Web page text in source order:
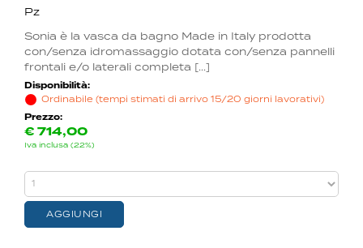
Pz
Sonia è la vasca da bagno Made in Italy prodotta
con/senza idromassaggio dotata con/senza pannelli
frontali e/o laterali completa [...]
Disponibilità:
Ordinabile (tempi stimati di arrivo 15/20 giorni lavorativi)
Prezzo:
€714,00
Iva inclusa (22%)